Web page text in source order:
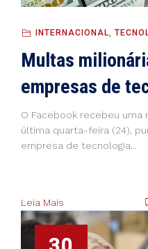
INTERNACIONAL
Multas
empresas de
O Facebook recebeu uma
última quarta-feira (24),
empresa de tecnologia...
Leia Mais